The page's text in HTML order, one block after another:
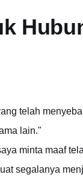
telah
lain."
minta maaf
segalanya